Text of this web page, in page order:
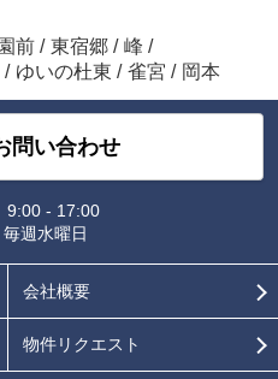
前 / 東宿郷 / 峰 /
/ ゆいの杜東 / 雀宮 / 岡本
問い合わせ
9:00 - 17:00
毎週水曜日
会社概要
物件リクエスト